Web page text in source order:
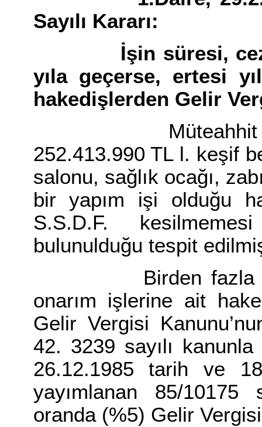
Sayılı Kararı:
İşin süresi,
yıla geçerse, ertesi
hakedişlerden Gelir
Müteahhit
252.413.990 TL l. keşif
salonu, sağlık ocağı,
bir yapım işi olduğu
S.S.D.F.
bulunulduğu tespit
Birden fazla
onarım işlerine ait
Gelir Vergisi
42. 3239 sayılı
26.12.1985 tarih ve
yayımlanan 85/10175
oranda (%5) Gelir